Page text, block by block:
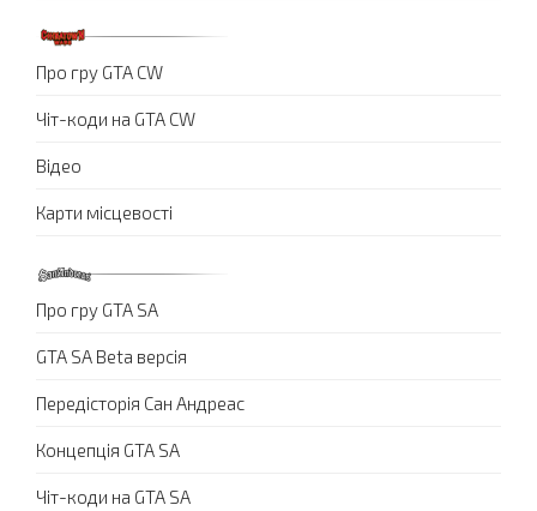
Про гру GTA CW
Чіт-коди на GTA CW
Відео
Карти місцевості
Про гру GTA SA
GTA SA Beta версія
Передісторія Сан Андреас
Концепція GTA SA
Чіт-коди на GTA SA